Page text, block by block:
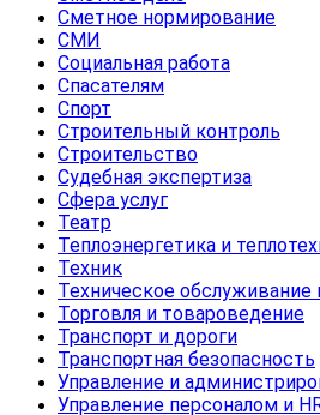
Сметное нормирование
СМИ
Социальная работа
Спасателям
Спорт
Строительный контроль
Строительство
Судебная экспертиза
Сфера услуг
Театр
Теплоэнергетика и
Техник
Техническое обслуживание
Торговля и товароведение
Транспорт и дороги
Транспортная безопасность
Управление и
Управление персоналом и